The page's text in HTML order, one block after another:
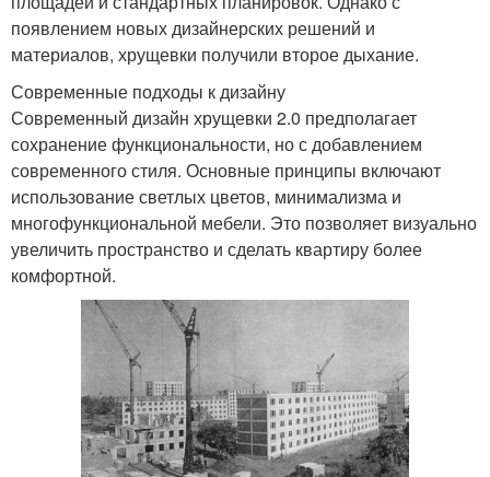
появлением новых дизайнерских решений и
материалов, хрущевки получили второе дыхание.
Современные подходы к дизайну
Современный дизайн хрущевки 2.0 предполагает
сохранение функциональности, но с добавлением
современного стиля. Основные принципы включают
использование светлых цветов, минимализма и
многофункциональной мебели. Это позволяет визуально
увеличить пространство и сделать квартиру более
комфортной.